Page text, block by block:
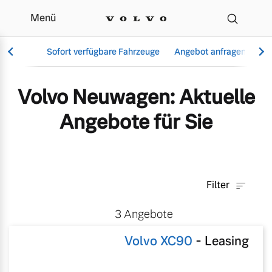
Aktuelle Angebote &
Menü
Sofort verfügbare Fahrzeuge Angebot anfragen
Vollelektrisch
Aktuelle Angebote
Volvo Neuwagen: Aktuelle
Angebote für Sie
Filter
3 Angebote
Volvo XC90 - Leasing